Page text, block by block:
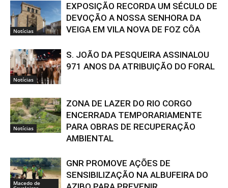
Notícias
EXPOSIÇÃO RECORDA UM SÉCULO DE
DEVOÇÃO A NOSSA SENHORA DA
VEIGA EM VILA NOVA DE FOZ CÔA
Notícias
S. JOÃO DA PESQUEIRA ASSINALOU
971 ANOS DA ATRIBUIÇÃO DO FORAL
Notícias
ZONA DE LAZER DO RIO CORGO
ENCERRADA TEMPORARIAMENTE
PARA OBRAS DE RECUPERAÇÃO
AMBIENTAL
Macedo de
GNR PROMOVE AÇÕES DE
SENSIBILIZAÇÃO NA ALBUFEIRA DO